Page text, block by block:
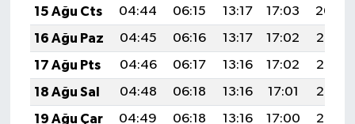
15 Ağu Cts
04:44 06:15 13:17 17:03
20:09
16 Ağu Paz
04:45 06:16 13:17 17:02
20:07
17 Ağu Pts
04:46 06:17 13:16 17:02
20:06
18 Ağu Sal
04:48 06:18 13:16 17:01
20:05
19 Ağu Çar
04:49 06:18 13:16 17:00
20:03